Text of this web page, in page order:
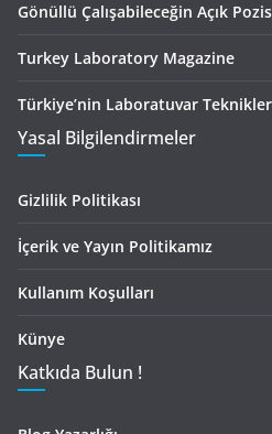
Gönüllü Çalışabileceğin Açık
Turkey Laboratory Magazine
Türkiye’nin Laboratuvar
Yasal Bilgilendirmeler
Gizlilik Politikası
İçerik ve Yayın Politikamız
Kullanım Koşulları
Künye
Katkıda Bulun !